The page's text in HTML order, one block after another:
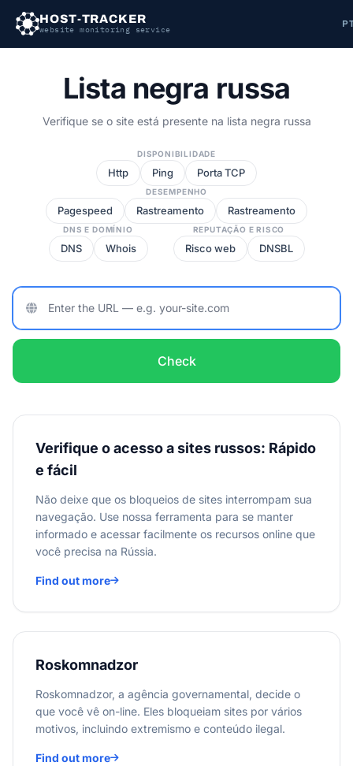
HOST-TRACKER
website monitoring service
Lista negra russa
Verifique se o site está presente na lista negra russa
DISPONIBILIDADE
Http Ping Porta TCP
DESEMPENHO
Pagespeed Rastreamento Rastreamento
DNS E DOMÍNIO
DNS Whois
REPUTAÇÃO E RISCO
Risco web DNSBL
Check
Verifique o acesso a sites russos: Rápido
e fácil
Não deixe que os bloqueios de sites interrompam sua
navegação. Use nossa ferramenta para se manter
informado e acessar facilmente os recursos online que
você precisa na Rússia.
Find out more
Roskomnadzor
Roskomnadzor, a agência governamental, decide o
que você vê on-line. Eles bloqueiam sites por vários
motivos, incluindo extremismo e conteúdo ilegal.
Find out more